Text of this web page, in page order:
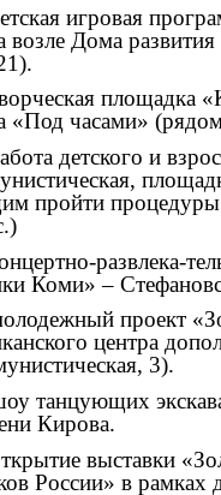
игровая
возле Дома развития
площадка
«Под часами»
детского и
пройти процедуры
развлека-
Коми» –
проект
центра
3).
танцующих
Кирова.
выставки
России» в рамках